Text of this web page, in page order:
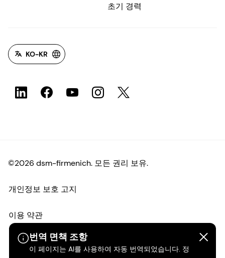
번역 면책 조항
이 페이지는 AI를 사용하여 자동 번역되었습니다. 정
초기 경력
KO-KR
©2026 dsm-firmenich. 모든 권리 보유.
개인정보 보호 고지
이용 약관
약관